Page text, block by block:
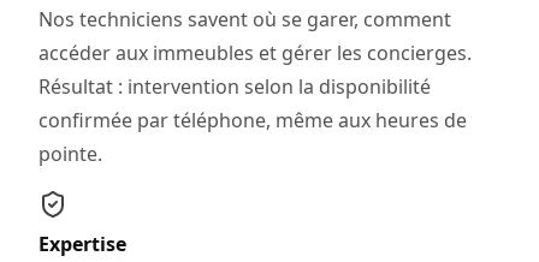
Nos techniciens savent où se garer, comment
accéder aux immeubles et gérer les concierges.
Résultat : intervention selon la disponibilité
confirmée par téléphone, même aux heures de
pointe.
Expertise